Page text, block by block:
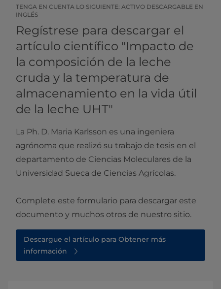
TENGA EN CUENTA LO SIGUIENTE: ACTIVO DESCARGABLE EN
INGLÉS
Regístrese para descargar el
artículo científico "Impacto de
la composición de la leche
cruda y la temperatura de
almacenamiento en la vida útil
de la leche UHT"
La Ph. D. Maria Karlsson es una ingeniera
agrónoma que realizó su trabajo de tesis en el
departamento de Ciencias Moleculares de la
Universidad Sueca de Ciencias Agrícolas.
Complete este formulario para descargar este
documento y muchos otros de nuestro sitio.
Descargue el artículo para Obtener más
información